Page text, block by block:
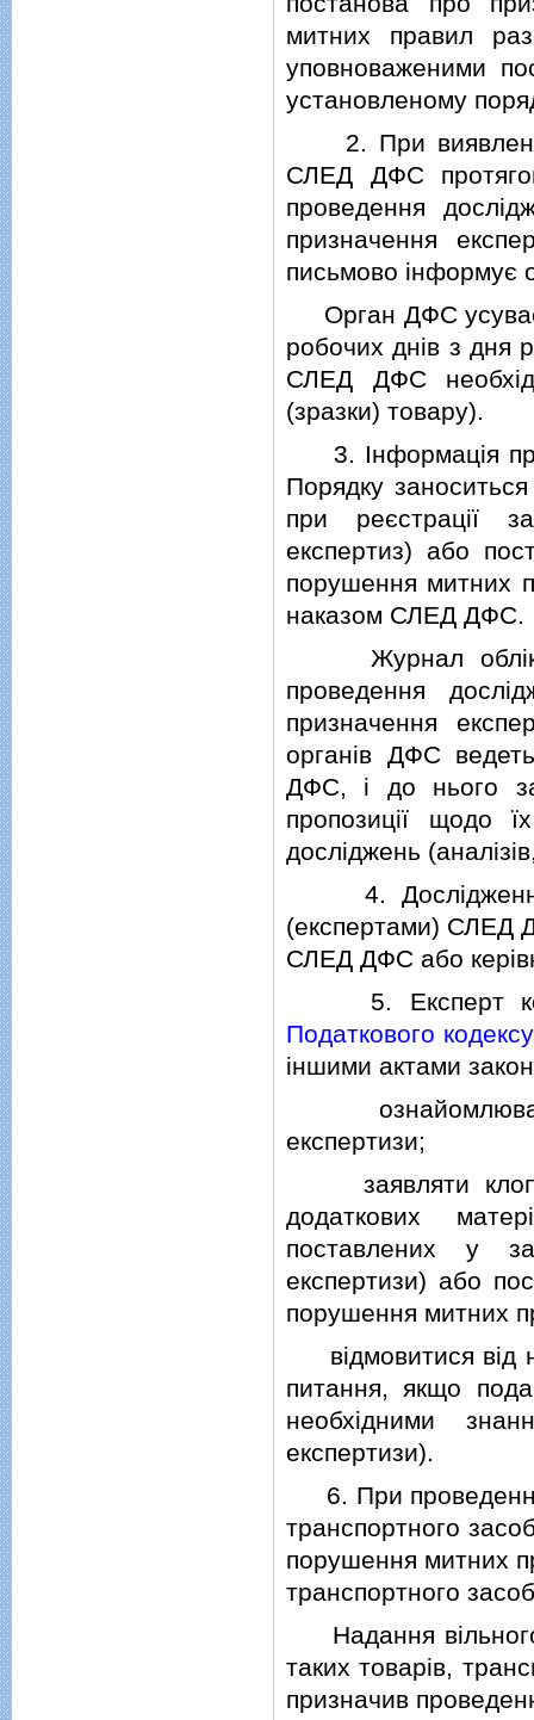
митних правил
уповноваженими
установленому
2. При виявленнi
СЛЕД ДФС
проведення
призначення
письмово iнформує
Орган ДФС усуває
робочих днiв з дня
СЛЕД ДФС
(зразки) товару).
3. Iнформацiя про
Порядку
при реєстрацiї
експертиз) або
порушення митних
наказом СЛЕД ДФС.
Журнал облiку
проведення
призначення
органiв ДФС
ДФС, i до нього
пропозицiї щодо
дослiджень
4. Дослiдження
(експертами) СЛЕД
СЛЕД ДФС або
5. Експерт
Податкового
iншими актами
експертизи;
заявляти
додаткових
поставлених у
експертизи) або
порушення митних
вiдмовитися вiд
питання, якщо
необхiдними
експертизи).
6. При проведеннi
транспортного
порушення митних
транспортного
Надання вiльного
таких товарiв,
призначив